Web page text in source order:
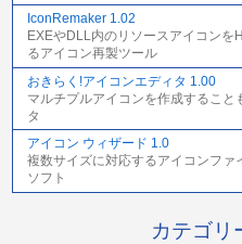
IconRemaker 1.02
EXEやDLL内のリソースアイコンを
るアイコン再製ツール
おきらく!アイコンエディタ 1.00
マルチプルアイコンを作成するこ
タ
アイコン ウィザード 1.0
複数サイズに対応するアイコンフ
ソフト
カテゴリ